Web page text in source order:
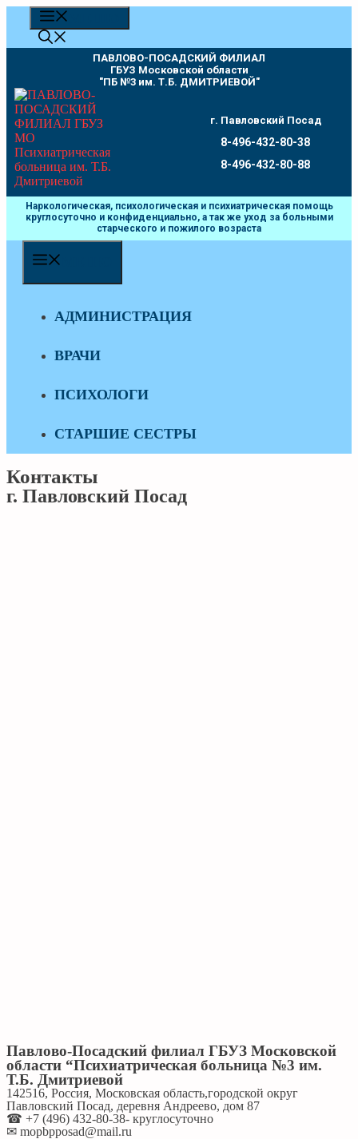
Перейти
содержимому
ПАВЛОВО-ПОСАДСКИЙ ФИЛИАЛ
ГБУЗ Московской области
"ПБ №3 им. Т.Б. ДМИТРИЕВОЙ"
г. Павловский Посад
8-496-432-80-38
8-496-432-80-88
Наркологическая, психологическая и психиатрическая помощь
круглосуточно и конфиденциально, а так же уход за больными
старческого и пожилого возраста
АДМИНИСТРАЦИЯ
ВРАЧИ
ПСИХОЛОГИ
СТАРШИЕ СЕСТРЫ
Контакты
г. Павловский Посад
Павлово-Посадский филиал ГБУЗ Московской
области “Психиатрическая больница №3 им.
Т.Б. Дмитриевой
142516, Россия, Московская область,городской округ
Павловский Посад, деревня Андреево, дом 87
☎ +7 (496) 432-80-38- круглосуточно
✉ mopbpposad@mail.ru